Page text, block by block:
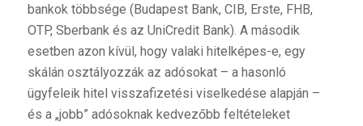
bankok többsége (Budapest Bank, CIB, Erste, FHB,
OTP, Sberbank és az UniCredit Bank). A második
esetben azon kívül, hogy valaki hitelképes-e, egy
skálán osztályozzák az adósokat – a hasonló
ügyfeleik hitel visszafizetési viselkedése alapján –
és a „jobb” adósoknak kedvezőbb feltételeket